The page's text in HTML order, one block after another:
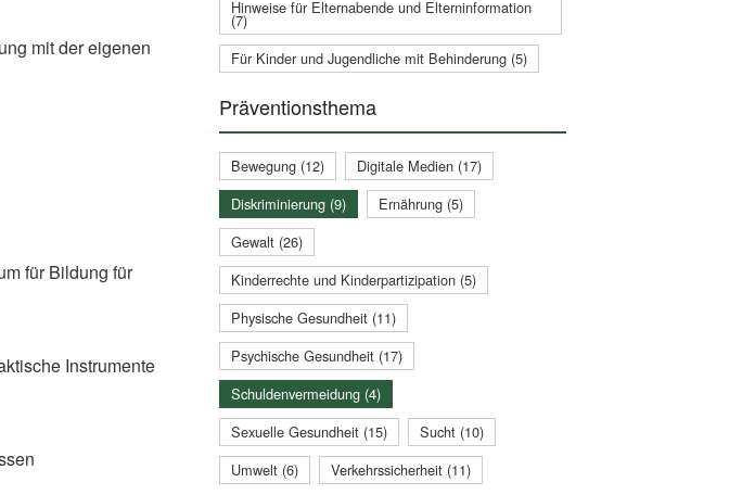
mit der eigenen
für Bildung für
Instrumente
Hinweise für Elternabende und Elterninformation
(7)
Für Kinder und Jugendliche mit Behinderung (5)
Präventionsthema
Bewegung (12)
Digitale Medien (17)
Diskriminierung (9)
Ernährung (5)
Gewalt (26)
Kinderrechte und Kinderpartizipation (5)
Physische Gesundheit (11)
Psychische Gesundheit (17)
Schuldenvermeidung (4)
Sexuelle Gesundheit (15)
Sucht (10)
Umwelt (6)
Verkehrssicherheit (11)